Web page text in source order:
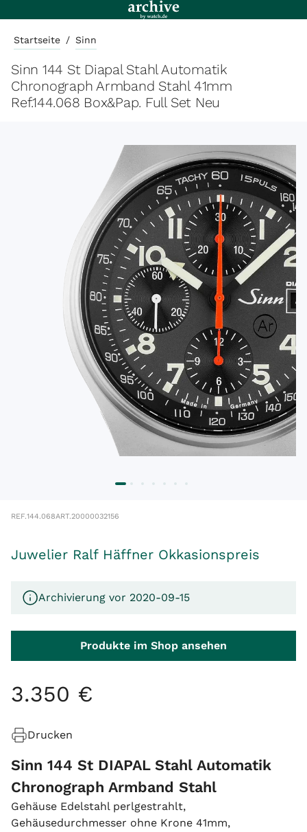
Startseite / Sinn
Sinn 144 St Diapal Stahl Automatik
Chronograph Armband Stahl 41mm
Ref.144.068 Box&Pap. Full Set Neu
REF.144.068ART.20000032156
Juwelier Ralf Häffner Okkasionspreis
Archivierung vor 2020-09-15
Produkte im Shop ansehen
3.350 €
Drucken
Sinn 144 St DIAPAL Stahl Automatik
Chronograph Armband Stahl
Gehäuse Edelstahl perlgestrahlt,
Gehäusedurchmesser ohne Krone 41mm,